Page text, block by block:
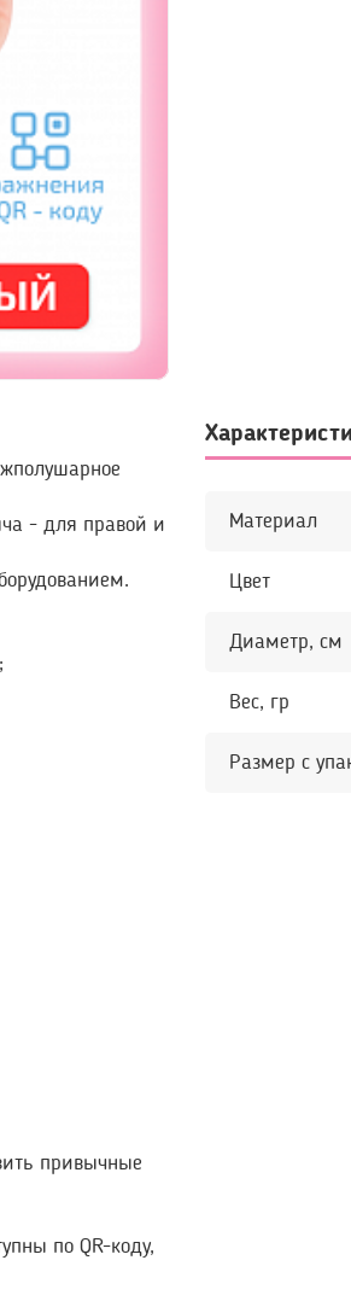
Материал
Цвет
Диаметр, см
Вес, гр
Размер с
- для правой и
привычные
по QR-коду,